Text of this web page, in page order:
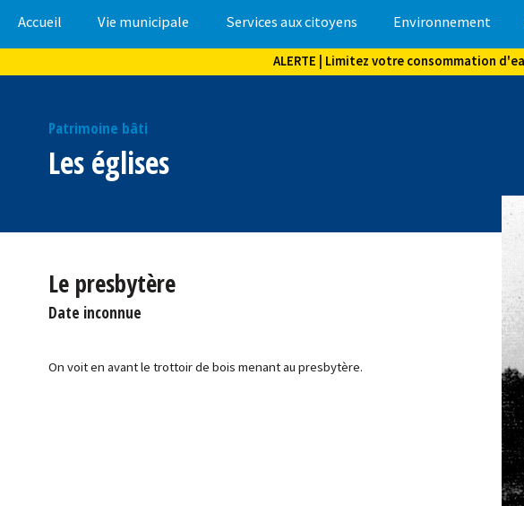
Accueil Vie municipale Services aux citoyens Environnement
ALERTE | Limitez votre consommation
Patrimoine bâti
Les églises
Le presbytère
Date inconnue
On voit en avant le trottoir de bois menant au presbytère.